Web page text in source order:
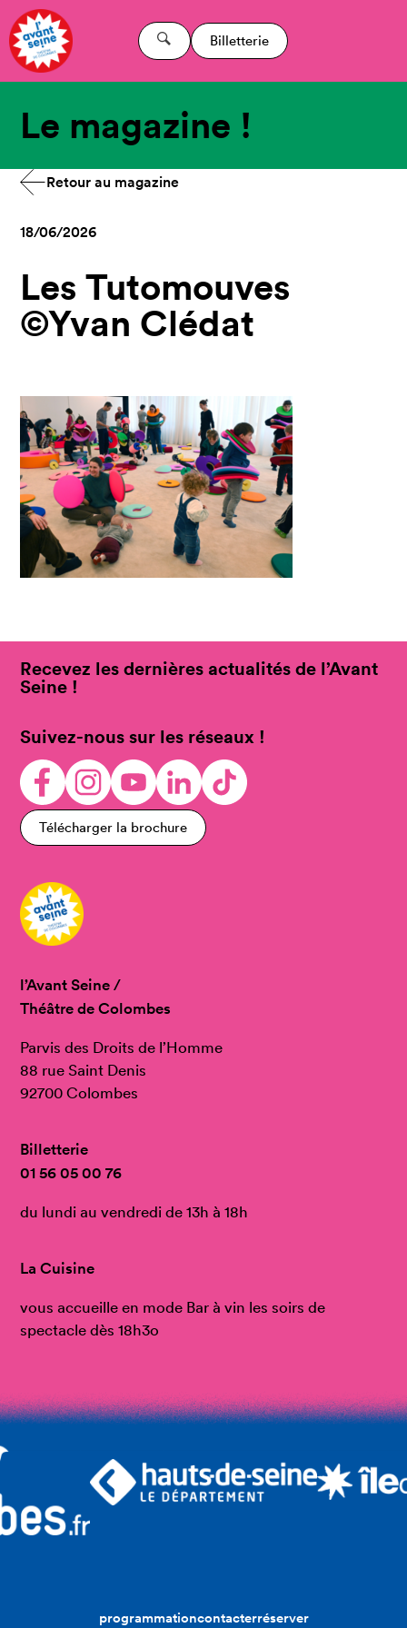
Billetterie
Le magazine !
Retour au magazine
18/06/2026
Les Tutomouves
©Yvan Clédat
Recevez les dernières actualités de l’Avant
Seine !
Suivez-nous sur les réseaux !
Télécharger la brochure
l’Avant Seine /
Théâtre de Colombes
Parvis des Droits de l’Homme
88 rue Saint Denis
92700 Colombes
Billetterie
01 56 05 00 76
du lundi au vendredi de 13h à 18h
La Cuisine
vous accueille en mode Bar à vin les soirs de
spectacle dès 18h3o
programmationcontacterréserver